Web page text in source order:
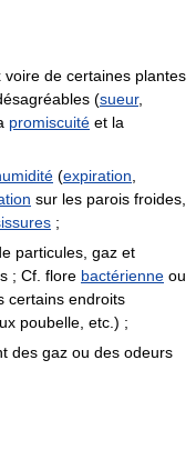
de certaines plantes
(sueur,
promiscuité et la
(expiration
sur les parois froides,
;
particules, gaz et
; Cf. flore bactérienne ou
certains endroits
poubelle, etc.) ;
des gaz ou des odeurs